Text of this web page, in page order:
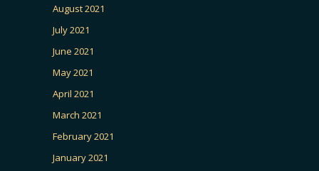
August 2021
July 2021
June 2021
May 2021
April 2021
March 2021
February 2021
January 2021